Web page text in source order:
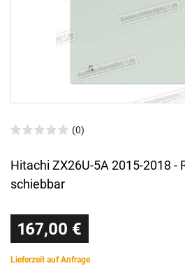
(0)
Hitachi ZX26U-5A 2015-2018 -
schiebbar
167,00 €
Lieferzeit auf Anfrage